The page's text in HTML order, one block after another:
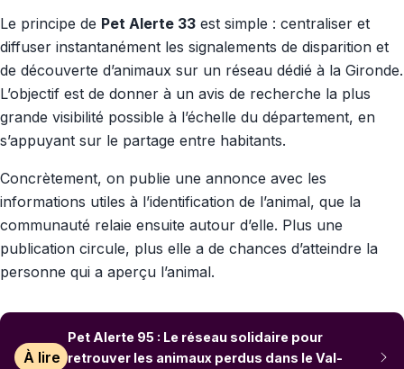
Le principe de Pet Alerte 33 est simple : centraliser et
diffuser instantanément les signalements de disparition et
de découverte d’animaux sur un réseau dédié à la Gironde.
L’objectif est de donner à un avis de recherche la plus
grande visibilité possible à l’échelle du département, en
s’appuyant sur le partage entre habitants.
Concrètement, on publie une annonce avec les
informations utiles à l’identification de l’animal, que la
communauté relaie ensuite autour d’elle. Plus une
publication circule, plus elle a de chances d’atteindre la
personne qui a aperçu l’animal.
À lire
Pet Alerte 95 : Le réseau solidaire pour
retrouver les animaux perdus dans le Val-